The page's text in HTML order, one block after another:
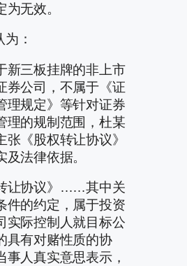
无效。
：
三板挂牌的非上市
券公司，不属于《证
理规定》等针对证券
理的规制范围，杜某
张《股权转让协议》
法律依据。
让协议》……其中关
件的约定，属于投资
实际控制人就目标公
具有对赌性质的协
事人真实意思表示，